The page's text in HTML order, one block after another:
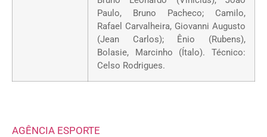
Paulo, Bruno Pacheco; Camilo,
Rafael Carvalheira, Giovanni Augusto
(Jean Carlos); Ênio (Rubens),
Bolasie, Marcinho (Ítalo). Técnico:
Celso Rodrigues.
AGÊNCIA ESPORTE